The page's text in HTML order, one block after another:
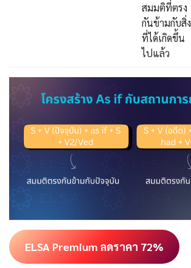
สมมติที่ตรง
กันข้ามกับสิ่ง
ที่ได้เกิดขึ้น
ไปแล้ว
ELSA Premium ลดราคา 72%